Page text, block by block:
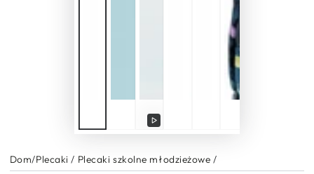
Odtwórz
Dom/Plecaki / Plecaki szkolne młodzieżowe /